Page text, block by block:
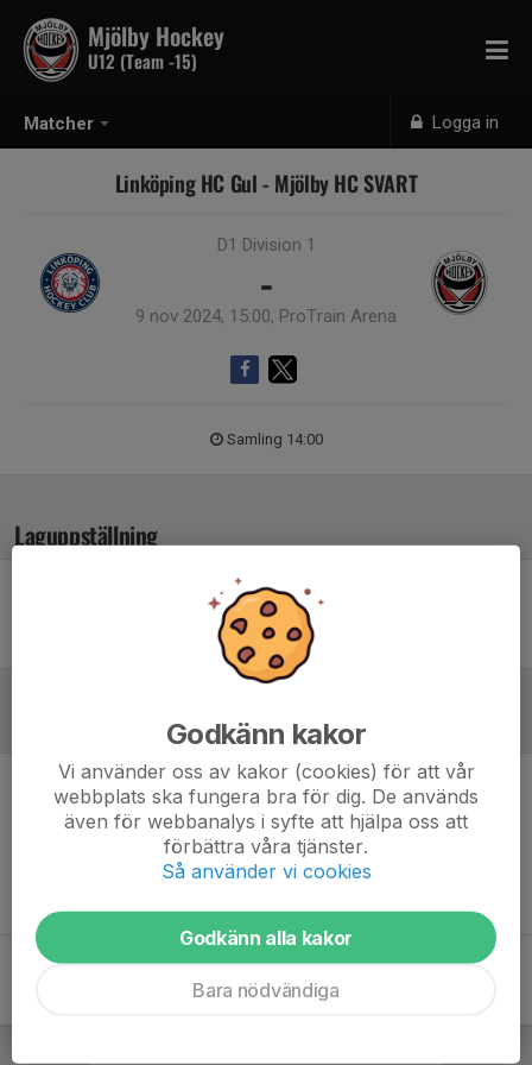
Matcher Logga in
Mjölby Hockey
U12 (Team -15)
Linköping HC Gul - Mjölby HC SVART
D1 Division 1
-
9 nov 2024, 15:00, ProTrain Arena
Samling 14:00
Laguppställning
Ingen uppställning ifylld
Inget referat skrivet
Godkänn kakor
Vi använder oss av kakor (cookies) för att vår
webbplats ska fungera bra för dig. De används
även för webbanalys i syfte att hjälpa oss att
förbättra våra tjänster.
Så använder vi cookies
Godkänn alla kakor
Bara nödvändiga